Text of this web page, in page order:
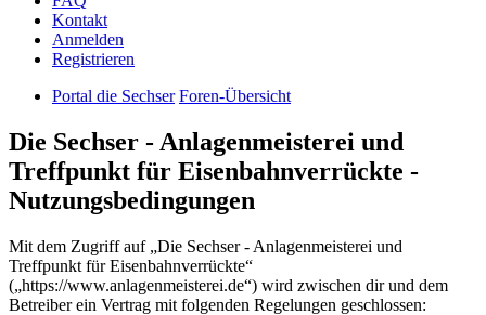
Kontakt
Anmelden
Registrieren
Portal die Sechser Foren-Übersicht
Die Sechser - Anlagenmeisterei und
Treffpunkt für Eisenbahnverrückte -
Nutzungsbedingungen
Mit dem Zugriff auf „Die Sechser - Anlagenmeisterei und
Treffpunkt für Eisenbahnverrückte“
(„https://www.anlagenmeisterei.de“) wird zwischen dir und dem
Betreiber ein Vertrag mit folgenden Regelungen geschlossen: